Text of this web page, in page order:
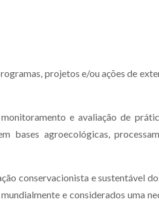
projetos e/ou ações de
e avaliação de
bases agroecológicas,
conservacionista e sustentável
e considerados uma